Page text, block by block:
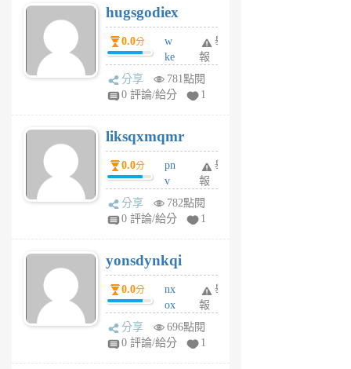
6
個
月
前
hugsgodiex
0.0分
w
ke
rv
pj
6
個
月
前
舉
報
分享
781點閱
0 評論/給分
1
liksqxmqmr
0.0分
pn
v
wt
sv
6
個
月
前
舉
報
分享
782點閱
0 評論/給分
1
yonsdynkqi
0.0分
nx
ox
rh
pe
舉
報
分享
696點閱
0 評論/給分
1